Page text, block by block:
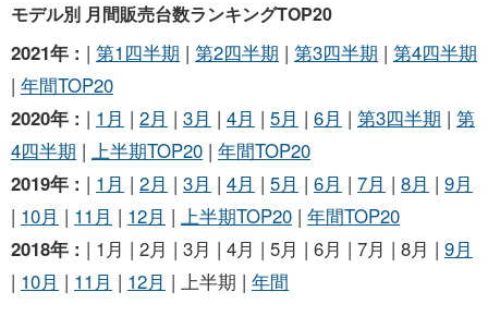
モデル別 月間販売台数ランキングTOP20
2021年 : | 第1四半期 | 第2四半期 | 第3四半期 | 第4四半期
| 年間TOP20
2020年 : | 1月 | 2月 | 3月 | 4月 | 5月 | 6月 | 第3四半期 | 第
4四半期 | 上半期TOP20 | 年間TOP20
2019年 : | 1月 | 2月 | 3月 | 4月 | 5月 | 6月 | 7月 | 8月 | 9月
| 10月 | 11月 | 12月 | 上半期TOP20 | 年間TOP20
2018年 : | 1月 | 2月 | 3月 | 4月 | 5月 | 6月 | 7月 | 8月 | 9月
| 10月 | 11月 | 12月 | 上半期 | 年間